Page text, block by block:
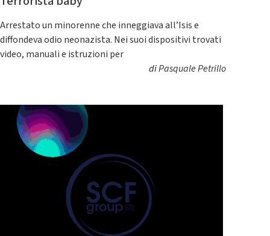
Arrestato un minorenne che inneggiava all’Isis e
diffondeva odio neonazista. Nei suoi dispositivi trovati
video, manuali e istruzioni per
diPasquale Petrillo